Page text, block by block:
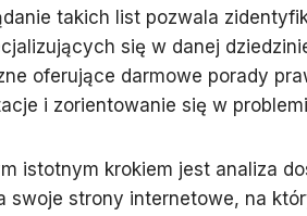
takich list pozwala
się w danej
oferujące darmowe porady
i zorientowanie się w
istotnym krokiem jest analiza
swoje strony internetowe, na